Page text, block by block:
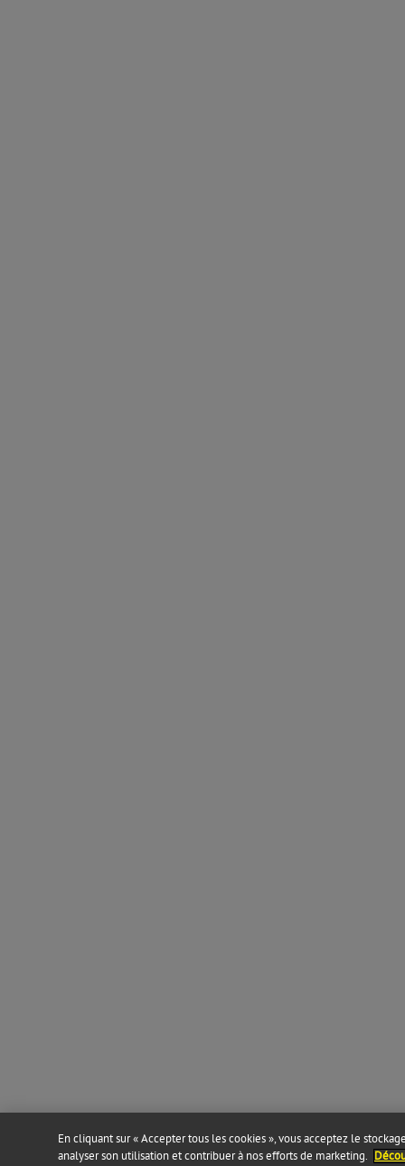
En cliquant sur « Accepter tous les cookies », vous acceptez le
analyser son utilisation et contribuer à nos efforts de marketing.